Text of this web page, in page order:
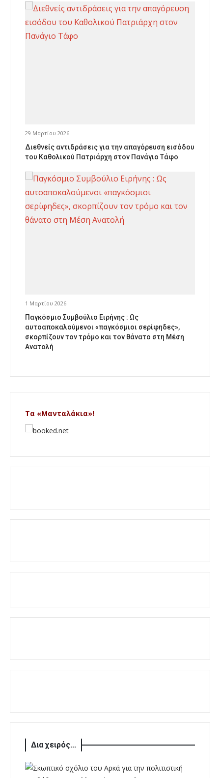
29 Μαρτίου 2026
Διεθνείς αντιδράσεις για την απαγόρευση εισόδου
του Καθολικού Πατριάρχη στον Πανάγιο Τάφο
1 Μαρτίου 2026
Παγκόσμιο Συμβούλιο Ειρήνης : Ως
αυτοαποκαλούμενοι «παγκόσμιοι σερίφηδες»,
σκορπίζουν τον τρόμο και τον θάνατο στη Μέση
Ανατολή
Τα «Μανταλάκια»!
Δια χειρός...